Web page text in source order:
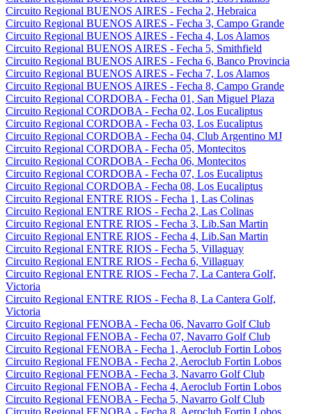
Circuito Regional BUENOS AIRES - Fecha 2, Hebraica
Circuito Regional BUENOS AIRES - Fecha 3, Campo Grande
Circuito Regional BUENOS AIRES - Fecha 4, Los Alamos
Circuito Regional BUENOS AIRES - Fecha 5, Smithfield
Circuito Regional BUENOS AIRES - Fecha 6, Banco Provincia
Circuito Regional BUENOS AIRES - Fecha 7, Los Alamos
Circuito Regional BUENOS AIRES - Fecha 8, Campo Grande
Circuito Regional CORDOBA - Fecha 01, San Miguel Plaza
Circuito Regional CORDOBA - Fecha 02, Los Eucaliptus
Circuito Regional CORDOBA - Fecha 03, Los Eucaliptus
Circuito Regional CORDOBA - Fecha 04, Club Argentino MJ
Circuito Regional CORDOBA - Fecha 05, Montecitos
Circuito Regional CORDOBA - Fecha 06, Montecitos
Circuito Regional CORDOBA - Fecha 07, Los Eucaliptus
Circuito Regional CORDOBA - Fecha 08, Los Eucaliptus
Circuito Regional ENTRE RIOS - Fecha 1, Las Colinas
Circuito Regional ENTRE RIOS - Fecha 2, Las Colinas
Circuito Regional ENTRE RIOS - Fecha 3, Lib.San Martin
Circuito Regional ENTRE RIOS - Fecha 4, Lib.San Martin
Circuito Regional ENTRE RIOS - Fecha 5, Villaguay
Circuito Regional ENTRE RIOS - Fecha 6, Villaguay
Circuito Regional ENTRE RIOS - Fecha 7, La Cantera Golf,
Victoria
Circuito Regional ENTRE RIOS - Fecha 8, La Cantera Golf,
Victoria
Circuito Regional FENOBA - Fecha 06, Navarro Golf Club
Circuito Regional FENOBA - Fecha 07, Navarro Golf Club
Circuito Regional FENOBA - Fecha 1, Aeroclub Fortin Lobos
Circuito Regional FENOBA - Fecha 2, Aeroclub Fortin Lobos
Circuito Regional FENOBA - Fecha 3, Navarro Golf Club
Circuito Regional FENOBA - Fecha 4, Aeroclub Fortin Lobos
Circuito Regional FENOBA - Fecha 5, Navarro Golf Club
Circuito Regional FENOBA - Fecha 8, Aeroclub Fortin Lobos